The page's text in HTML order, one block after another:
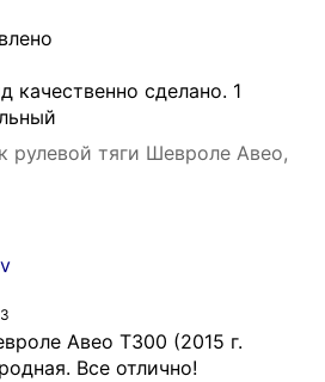
качественно сделано. 1
рулевой тяги Шевроле Авео,
Авео Т300 (2015 г.
Все отлично!